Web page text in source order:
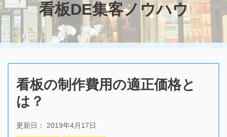
看板DE集客ノウハウ
看板の制作費用の適正価格と
は？
更新日： 2019年4月17日